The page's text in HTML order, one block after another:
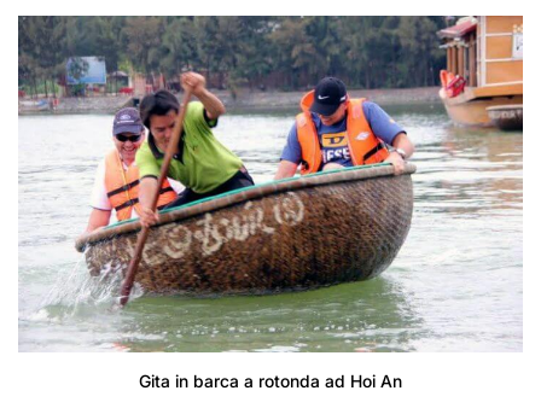
Gita in barca a rotonda ad Hoi An